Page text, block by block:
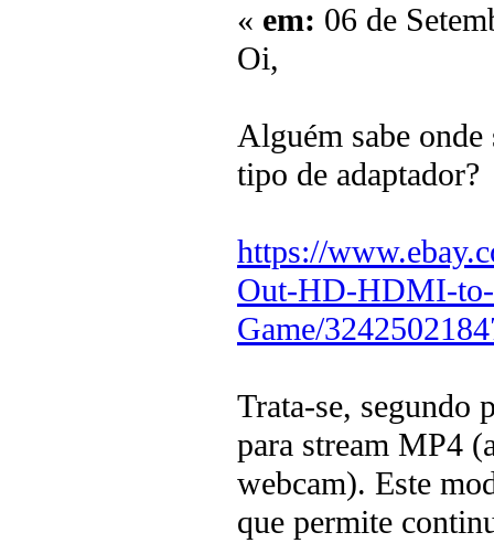
« em: 06 de
Oi,
Alguém sabe onde
tipo de adaptador?
https://
Out-HD-HDMI-
Game/
Trata-se, segundo
para stream MP4
webcam). Este
que permite